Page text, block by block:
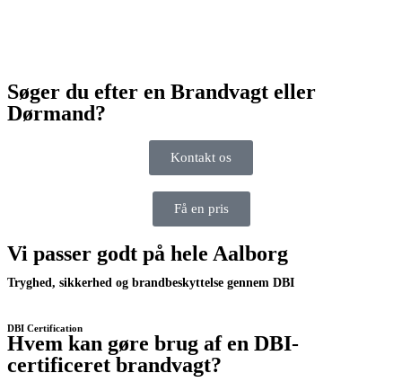
Søger du efter en Brandvagt eller
Dørmand?
Kontakt os
Få en pris
Vi passer godt på hele Aalborg
Tryghed, sikkerhed og brandbeskyttelse gennem DBI
DBI Certification
Hvem kan gøre brug af en DBI-
certificeret brandvagt?